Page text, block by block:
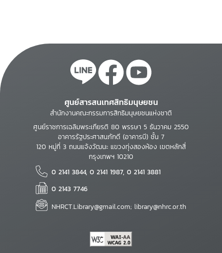
ศูนย์สารสนเทศสิทธิมนุษยชน
สำนักงานคณะกรรมการสิทธิมนุษยชนแห่งชาติ
ศูนย์ราชการเฉลิมพระเกียรติ 80 พรรษา 5 ธันวาคม 2550
อาคารรัฐประศาสนภักดี (อาคารบี) ชั้น 7
120 หมู่ที่ 3 ถนนแจ้งวัฒนะ แขวงทุ่งสองห้อง เขตหลักสี่
กรุงเทพฯ 10210
0 2141 3844, 0 2141 1987, 0 2141 3881
0 2143 7746
NHRCT.Library@gmail.com; library@nhrc.or.th